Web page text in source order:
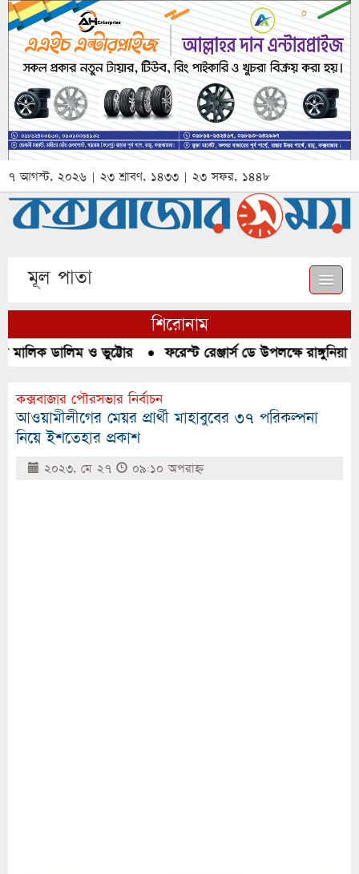
৭ আগস্ট, ২০২৬ | ২৩ শ্রাবণ, ১৪৩৩ | ২৩ সফর, ১৪৪৮
মূল পাতা
শিরোনাম
ডালিম ও ভুট্টোর● ফরেস্ট রেঞ্জার্স ডে উপলক্ষে রাঙ্গুনিয়া
কক্সবাজার পৌরসভার নির্বাচন
আওয়ামীলীগের মেয়র প্রার্থী মাহাবুবের ৩৭ পরিকল্পনা
নিয়ে ইশতেহার প্রকাশ
২০২৩, মে ২৭ ০৯:১০ অপরাহ্ণ